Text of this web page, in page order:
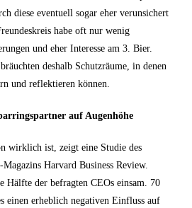
diese eventuell sogar eher verunsichert
habe oft nur wenig
und eher Interesse am 3. Bier.
deshalb Schutzräume, in denen
und reflektieren können.
auf Augenhöhe
wirklich ist, zeigt eine Studie des
Harvard Business Review.
Hälfte der befragten CEOs einsam. 70
einen erheblich negativen Einfluss auf